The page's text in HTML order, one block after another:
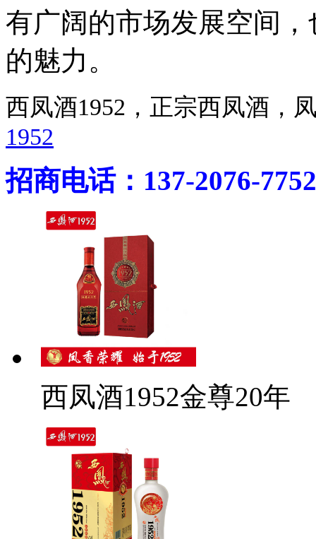
有广阔的市场发展空间
的魅力。
西凤酒1952，正宗西凤酒
1952
招商电话：137-2076-7752
西凤酒1952金尊20年